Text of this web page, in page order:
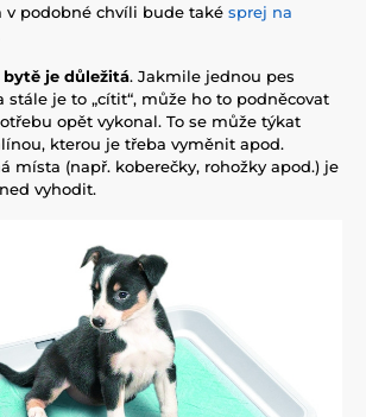
v podobné chvíli bude také sprej na
je důležitá. Jakmile jednou pes
stále je to „cítit“, může ho to podněcovat
opět vykonal. To se může týkat
kterou je třeba vyměnit apod.
místa (např. koberečky, rohožky apod.) je
vyhodit.